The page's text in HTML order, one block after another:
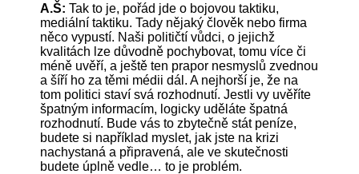
A.Š: Tak to je, pořád jde o bojovou taktiku,
mediální taktiku. Tady nějaký člověk nebo firma
něco vypustí. Naši političtí vůdci, o jejichž
kvalitách lze důvodně pochybovat, tomu více či
méně uvěří, a ještě ten prapor nesmyslů zvednou
a šíří ho za těmi médii dál. A nejhorší je, že na
tom politici staví svá rozhodnutí. Jestli vy uvěříte
špatným informacím, logicky uděláte špatná
rozhodnutí. Bude vás to zbytečně stát peníze,
budete si například myslet, jak jste na krizi
nachystaná a připravená, ale ve skutečnosti
budete úplně vedle… to je problém.